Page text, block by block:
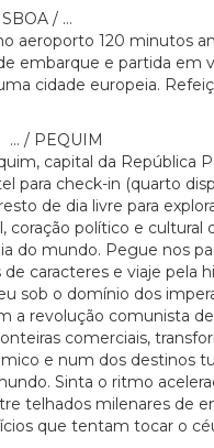
/ …
aeroporto 120 minutos
embarque e partida em
cidade europeia.
/ PEQUIM
capital da República
para check-in (quarto
de dia livre para
coração político e cultural
do mundo. Pegue nos
de caracteres e viaje pela
sob o domínio dos
a revolução comunista
comerciais,
e num dos destinos
Sinta o ritmo
telhados milenares de
que tentam tocar o